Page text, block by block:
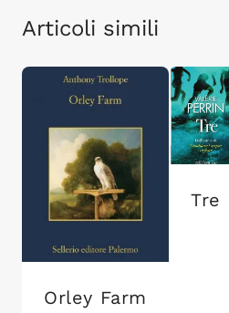
Articoli simili
Orley Farm
Tre